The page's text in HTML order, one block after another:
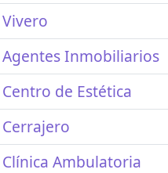
Vivero
Agentes Inmobiliarios
Centro de Estética
Cerrajero
Clínica Ambulatoria